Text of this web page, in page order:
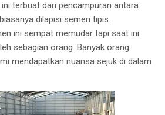
terbuat dari pencampuran antara
dilapisi semen tipis.
ini sempat memudar tapi saat ini
sebagian orang. Banyak orang
mendapatkan nuansa sejuk di dalam